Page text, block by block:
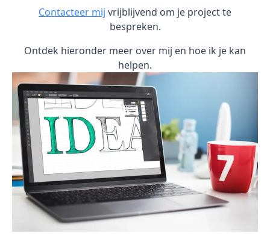
Contacteer mij vrijblijvend om je project te
bespreken.
Ontdek hieronder meer over mij en hoe ik je kan
helpen.